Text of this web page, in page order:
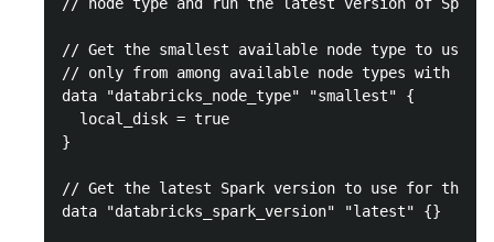
// Get the smallest available node type to use
// only from among available node types with
data "databricks_node_type" "smallest" {
  local_disk = true
}
// Get the latest Spark version to use for the
data "databricks_spark_version" "latest" {}